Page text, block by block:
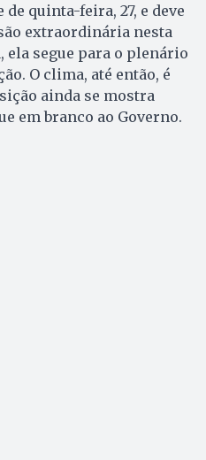
quinta-feira, 27, e deve
extraordinária nesta
ela segue para o plenário
O clima, até então, é
ainda se mostra
em branco ao Governo.